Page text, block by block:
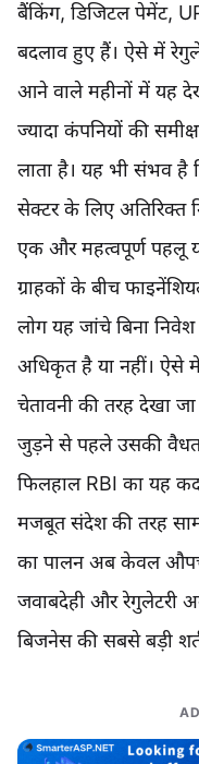
बैंकिंग, डिजिटल पेमेंट,
बदलाव हुए हैं। ऐसे में
आने वाले महीनों में यह
ज्यादा कंपनियों की
लाता है। यह भी संभव है
सेक्टर के लिए अतिरिक्त
एक और महत्वपूर्ण पहलू
ग्राहकों के बीच
लोग यह जांचे बिना
अधिकृत है या नहीं। ऐसे
चेतावनी की तरह देखा
जुड़ने से पहले उसकी
फिलहाल RBI का यह
मजबूत संदेश की तरह
का पालन अब केवल
जवाबदेही और रेगुलेटरी
बिजनेस की सबसे बड़ी